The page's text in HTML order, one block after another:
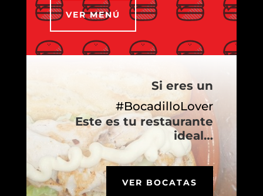
VER MENÚ
Si eres un
#BocadilloLover
Este es tu restaurante
ideal…
VER BOCATAS